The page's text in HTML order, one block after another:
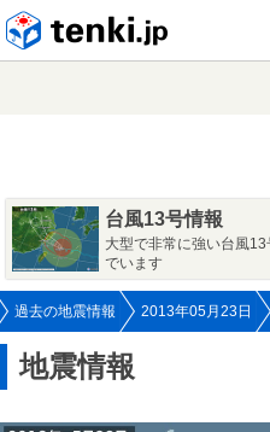
台風13号情報
大型で非常に強い台風
でいます
過去の地震情報 2013年05月23日
地震情報